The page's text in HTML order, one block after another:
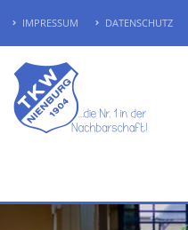
IMPRESSUM DATENSCHUTZ